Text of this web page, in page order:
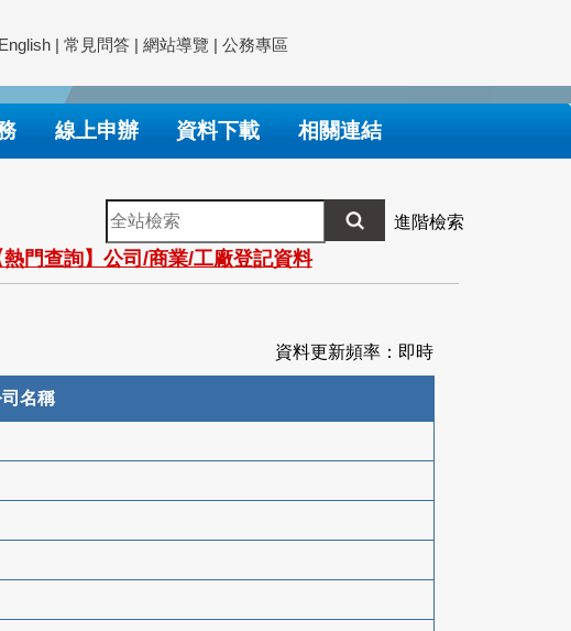
English | 常見問答 | 網站導覽 | 公務專區
線上申辦 資料下載 相關連結
全
站
檢
索
進階檢索
熱門查詢】公司/商業/工廠登記資料
資料更新頻率：即時
名稱